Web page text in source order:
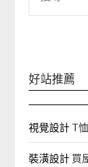
關
好站推薦
視覺設計 T
裝潢設計 買